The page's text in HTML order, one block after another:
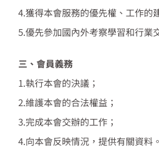
4.獲得本會服務的優先權、工作的
5.優先參加國內外考察學習和行業
三、會員義務
1.執行本會的決議；
2.維護本會的合法權益；
3.完成本會交辦的工作；
4.向本會反映情況，提供有關資料。